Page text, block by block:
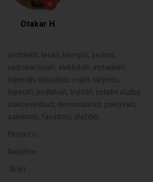
Otakar H.
architekti, tesaři, klempíři, zedníci,
sádrokartonáři, elektrikáři, instalatéři,
topenáři, obkladači, malíři, lakýrníci,
tapetáři, podlaháři, truhláři, ostatní služby,
stavbyvedoucí, demontážníci, pokrývači,
zakladači, fasádníci, dlaždiči
Firma f.o.
Neplátce
76 let